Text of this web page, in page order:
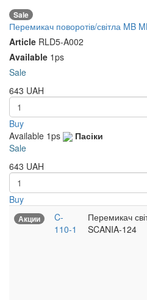
Sale
Перемикач поворотів/світла MB
Article RLD5-A002
Available 1ps
Sale
643 UAH
Buy
Available 1ps Пасіки
Sale
643 UAH
Buy
Акции
C-
110-1
Перемикач
SCANIA-124